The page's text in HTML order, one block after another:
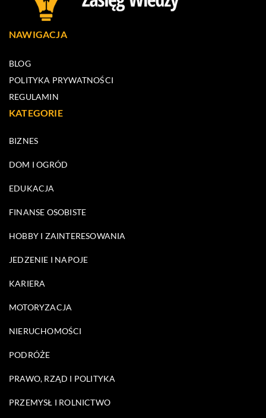
NAWIGACJA
BLOG
POLITYKA PRYWATNOŚCI
REGULAMIN
KATEGORIE
BIZNES
DOM I OGRÓD
EDUKACJA
FINANSE OSOBISTE
HOBBY I ZAINTERESOWANIA
JEDZENIE I NAPOJE
KARIERA
MOTORYZACJA
NIERUCHOMOŚCI
PODRÓŻE
PRAWO, RZĄD I POLITYKA
PRZEMYSŁ I ROLNICTWO